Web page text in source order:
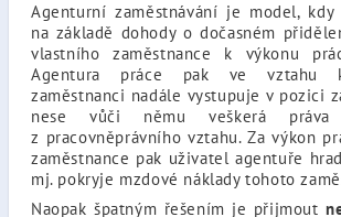
Agenturní zaměstnávání je model, kdy
na základě dohody o dočasném
vlastního zaměstnance k výkonu
Agentura práce pak ve vztahu
zaměstnanci nadále vystupuje v pozici
nese vůči němu veškerá
z pracovněprávního vztahu. Za výkon
zaměstnance pak uživatel agentuře
mj. pokryje mzdové náklady tohoto
Naopak špatným řešením je přijmout